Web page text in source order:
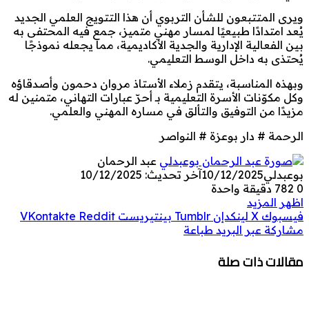
ويرى المتتبعون للشأن التربوي أن هذا التتويج العلمي الجديد
يُعد امتدادًا طبيعيًا لمسار مهني متميز، جمع فيه المحتفى به
بين الفعالية الإدارية والجدية الأكاديمية، مما يجعله نموذجًا
يُحتذى به داخل الوسط التعليمي.
وبهذه المناسبة، يتقدم زملاء الأستاذ مروان دحمون وأصدقاؤه
وكل مكوّنات الأسرة التعليمية بـ أحرّ عبارات التهاني، متمنين له
مزيدًا من التوفيق والتألق في مساره المهني والعلمي.
الرحمة # دار بوعزة # النواصر
عبد الرحمان
بوعبدلي10/12/2025آخر تحديث: 10/12/2025
0
دقيقة واحدة
اظهر المزيد
فيسبوك ‫X لينكدإن بينتيريست
مشاركة عبر البريد طباعة
مقالات ذات صلة